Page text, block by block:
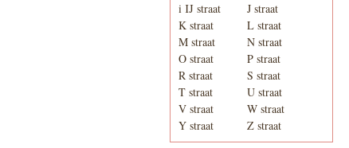
i IJ straat
J straat
K straat
L straat
M straat
N straat
O straat
P straat
R straat
S straat
T straat
U straat
V straat
W straat
Y straat
Z straat